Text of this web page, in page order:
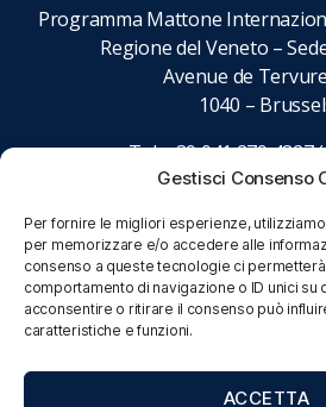
Gestisci Consenso
Per fornire le migliori esperienze,
per memorizzare e/o accedere alle
consenso a queste tecnologie ci
comportamento di navigazione o ID unici su
acconsentire o ritirare il consenso può
caratteristiche e funzioni.
ACCETTA
Programma Mattone
Regione del Veneto –
Avenue de
1040 –
Tel. +39 041 279 4827
+32 027 437 027